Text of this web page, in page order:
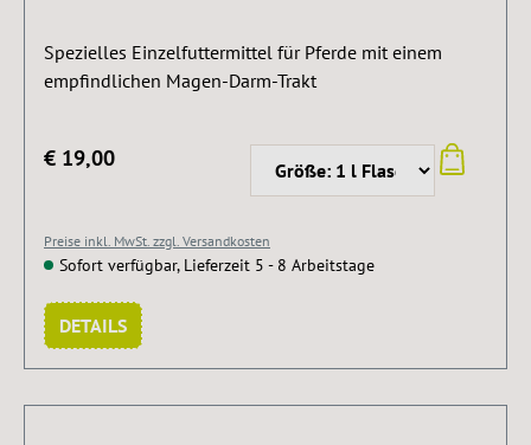
Spezielles Einzelfuttermittel für Pferde mit einem
empfindlichen Magen-Darm-Trakt
€ 19,00
Preise inkl. MwSt. zzgl. Versandkosten
Sofort verfügbar, Lieferzeit 5 - 8 Arbeitstage
DETAILS